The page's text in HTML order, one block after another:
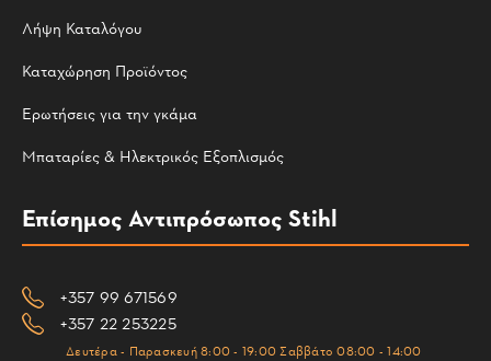
Λήψη Καταλόγου
Καταχώρηση Προϊόντος
Ερωτήσεις για την γκάμα
Μπαταρίες & Ηλεκτρικός Εξοπλισμός
Επίσημος Αντιπρόσωπος Stihl
+357 99 671569
+357 22 253225
Δευτέρα - Παρασκευή 8:00 - 19:00 Σαββάτο 08:00 - 14:00